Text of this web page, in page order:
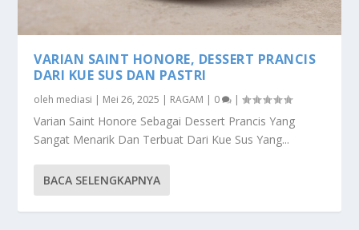
VARIAN SAINT HONORE, DESSERT PRANCIS
DARI KUE SUS DAN PASTRI
oleh mediasi | Mei 26, 2025 | RAGAM | 0 |
Varian Saint Honore Sebagai Dessert Prancis Yang
Sangat Menarik Dan Terbuat Dari Kue Sus Yang...
BACA SELENGKAPNYA